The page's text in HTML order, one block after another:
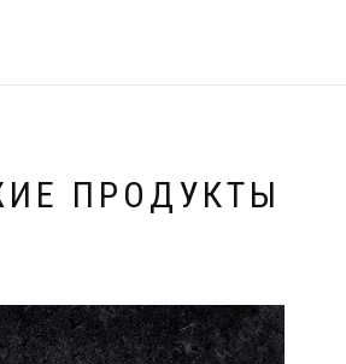
ПРОДУКТЫ